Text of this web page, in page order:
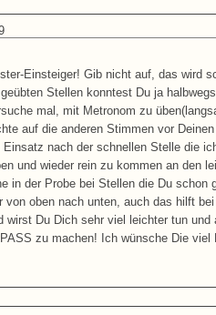
Einsteiger! Gib nicht auf, das wird
Stellen konntest Du ja
mal, mit Metronom zu
auf die anderen Stimmen vor
nach der schnellen Stelle die
und wieder rein zu kommen an den
in der Probe bei Stellen die Du schon
oben nach unten, auch das hilft
wirst Du Dich sehr viel leichter tun
zu machen! Ich wünsche Die viel